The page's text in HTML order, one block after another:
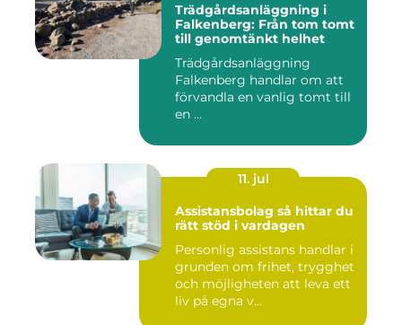
Trädgårdsanläggning i
Falkenberg: Från tom tomt
till genomtänkt helhet
Trädgårdsanläggning
Falkenberg handlar om att
förvandla en vanlig tomt till
en ...
11. jul
Assistansbolag så hittar du
rätt stöd i vardagen
Personlig assistans handlar i
grunden om frihet, trygghet
och möjligheten att leva ett
liv på egna v...